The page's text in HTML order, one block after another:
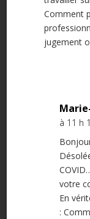
Comment
jugement
à 11 h
votre
En
: